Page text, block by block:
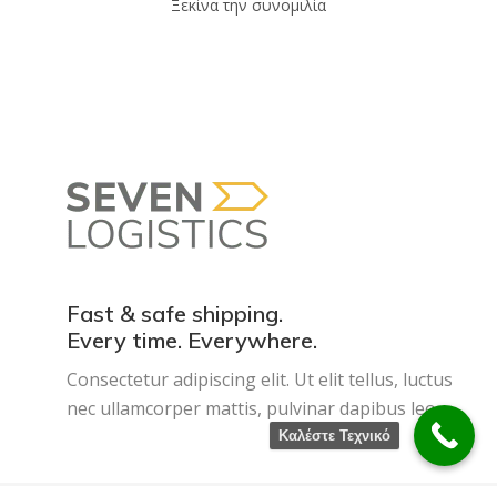
Ξεκίνα την συνομιλία
Fast & safe shipping.
Every time. Everywhere.
Consectetur adipiscing elit. Ut elit tellus, luctus
nec ullamcorper mattis, pulvinar dapibus leo.
Καλέστε Τεχνικό